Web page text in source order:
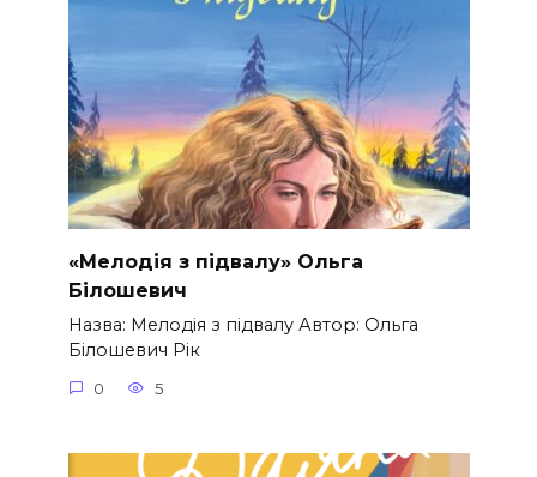
«Мелодія з підвалу» Ольга
Білошевич
Назва: Мелодія з підвалу Автор: Ольга
Білошевич Рік
0 5